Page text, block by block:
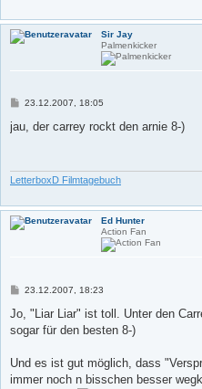
Sir Jay
Palmenkicker
B
i
23.12.2007, 18:05
jau, der carrey rockt den arnie 8-)
LetterboxD Filmtagebuch
Ed Hunter
Action Fan
B
i
r
23.12.2007, 18:23
Jo, "Liar Liar" ist toll. Unter den
sogar für den besten 8-)
Und es ist gut möglich, dass
immer noch n bisschen besser